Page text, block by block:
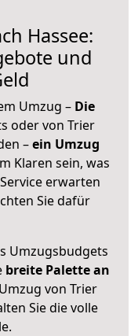
Hassee:
und
Umzug – Die
oder von Trier
–ein Umzug
Klaren sein, was
erwarten
Sie dafür
Umzugsbudgets
breite Palette an
von Trier
Sie die volle